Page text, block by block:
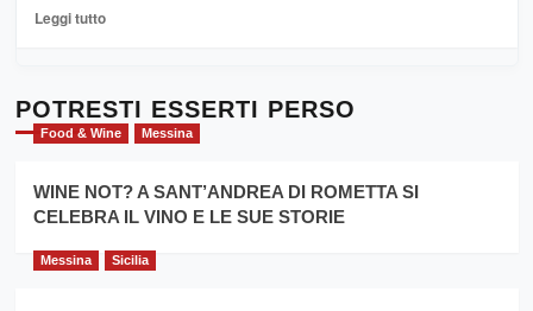
Sicilia
l’
evento
per
la
filiera
grano
Leggi tuttoLeggi
Cronoscalata
Giarre
Montesalice
per
il
anno
POTRESTI ESSERTI PERSO
Food & Wine Messina
WINE NOT? A SANT’ANDREA DI ROMETTA SI
CELEBRA IL VINO E LE SUE STORIE
Messina Sicilia